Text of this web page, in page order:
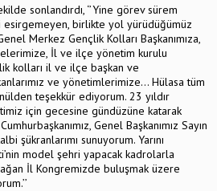
sonlandırdı, ‘’Yine görev sürem
birlikte yol yürüdüğümüz
Merkez Gençlik Kolları Başkanımıza,
İl ve ilçe yönetim kurulu
kolları il ve ilçe başkan ve
ve yönetimlerimize… Hülasa tüm
teşekkür ediyorum. 23 yıldır
için gecesine gündüzüne katarak
Genel Başkanımız Sayın
şükranlarımı sunuyorum. Yarını
model şehri yapacak kadrolarla
İl Kongremizde buluşmak üzere